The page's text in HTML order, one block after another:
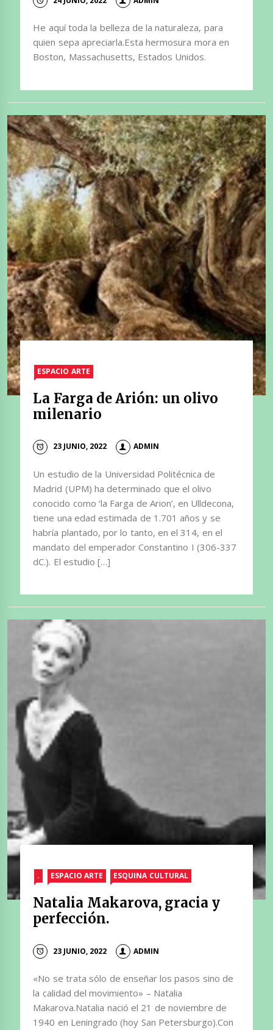
He aquí toda la belleza de la naturaleza, para
quien sepa apreciarla.Esta hermosura mora en
Boston, Massachusetts, Estados Unidos.
ESPACIO ARTE
La Farga de Arión: un olivo
milenario
23 JUNIO, 2022 ADMIN
Un estudio de la Universidad Politécnica de
Madrid (UPM) ha determinado que el olivo
conocido como ‘la Farga de Arion’, en Ulldecona,
tiene una edad estimada de 1.701 años y se
habría plantado, por lo tanto, en el 314, en el
mandato del emperador Constantino I (306-337
dC.). El estudio […]
. ESPACIO ARTE ESQUINA CULTURAL
Natalia Makarova, gracia y
perfección.
23 JUNIO, 2022 ADMIN
«No se trata sólo de enseñar los pasos sino de
la calidad del movimiento» – Natalia
Makarova.Natalia nació el 21 de noviembre de
1940 en Leningrado (hoy San Petersburgo).Con